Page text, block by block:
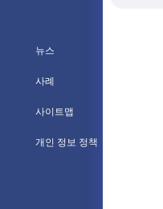
뉴스
사례
사이트맵
개인 정보 정책